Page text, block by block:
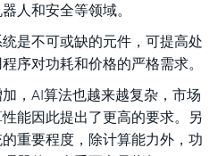
人和安全等领域。
是不可或缺的元件，可提高处
序对功耗和价格的严格需求。
，AI算法也越来越复杂，市场
能因此提出了更高的要求。另
重要程度，除计算能力外，功